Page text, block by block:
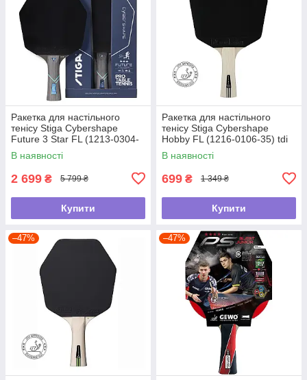
Ракетка для настільного
тенісу Stiga Cybershape
Future 3 Star FL (1213-0304-
35) tdi
В наявності
2 699 ₴ 5 799 ₴
Купити
Ракетка для настільного
тенісу Stiga Cybershape
Hobby FL (1216-0106-35) tdi
В наявності
699 ₴ 1 349 ₴
Купити
–47% –47%